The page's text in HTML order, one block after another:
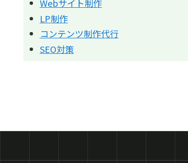
Webサイト制作
LP制作
コンテンツ制作代行
SEO対策